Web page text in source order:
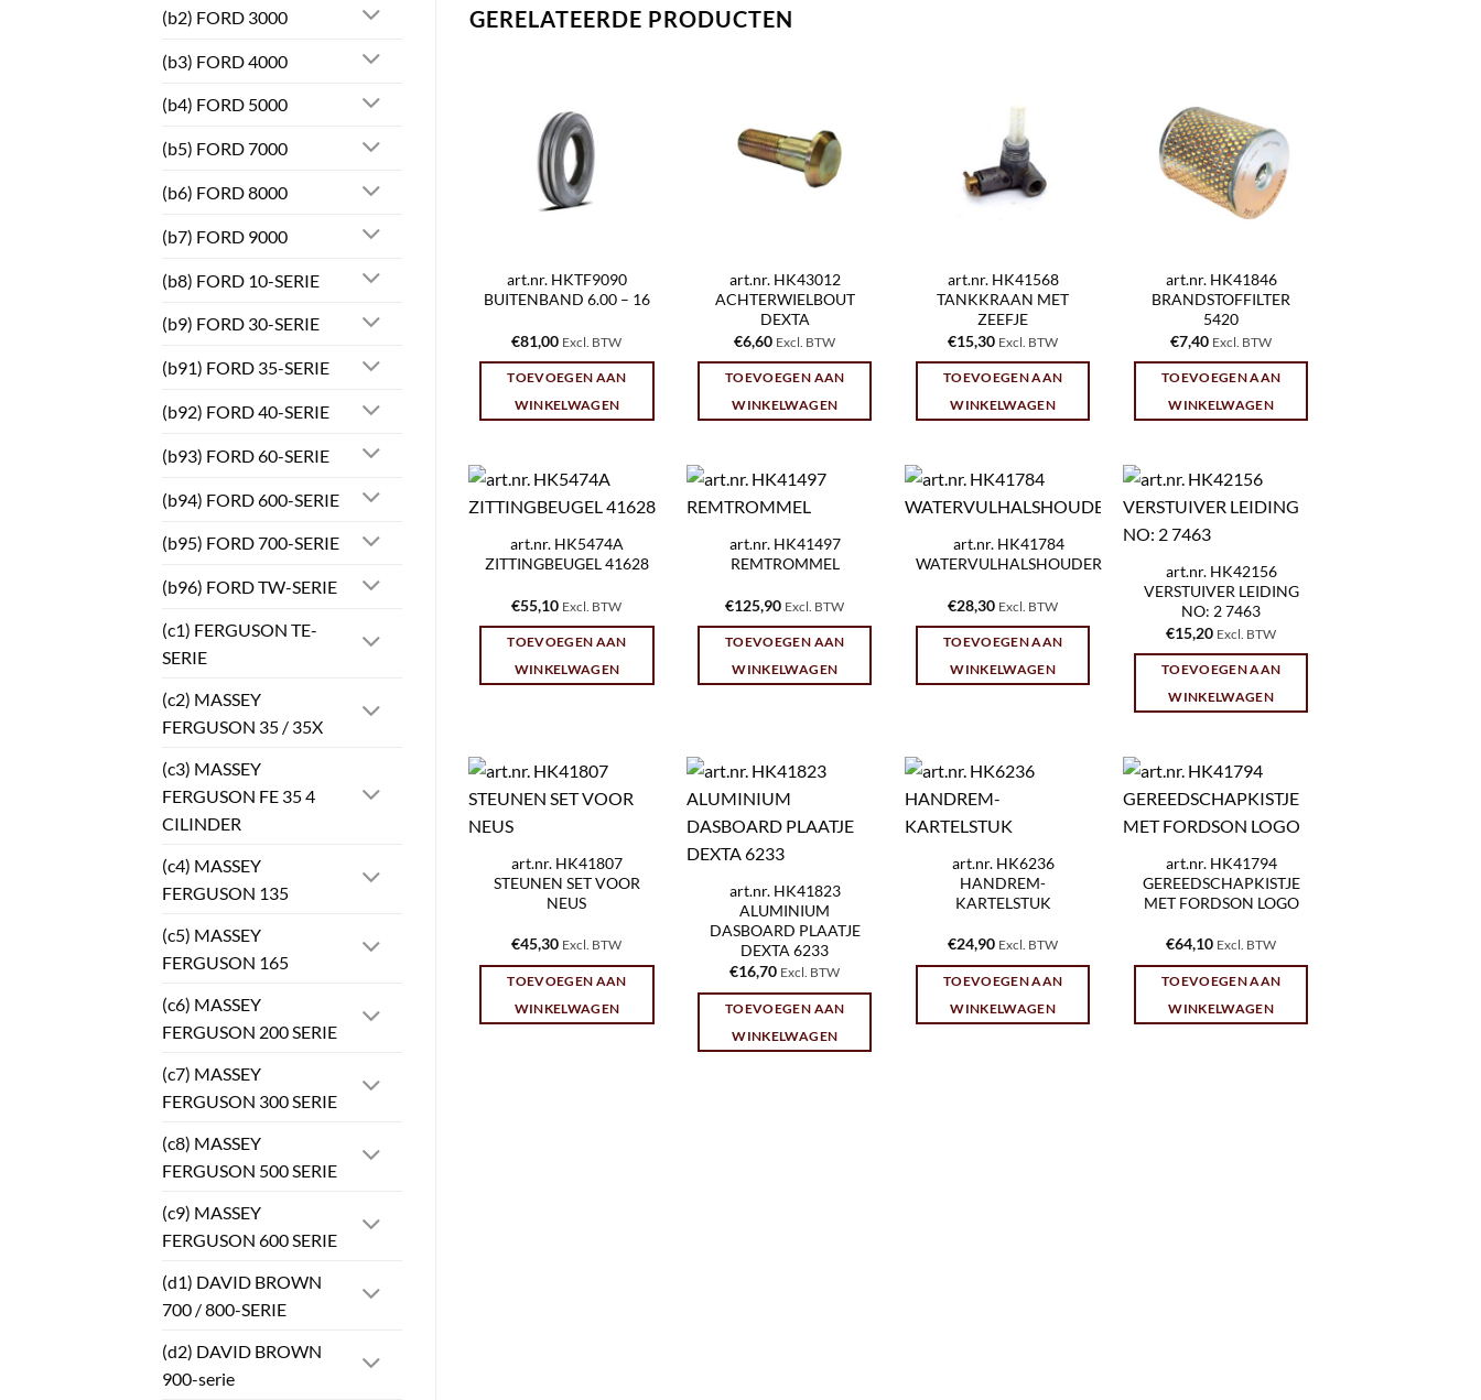
(b2) FORD 3000
(b3) FORD 4000
(b4) FORD 5000
(b5) FORD 7000
(b6) FORD 8000
(b7) FORD 9000
(b8) FORD 10-SERIE
(b9) FORD 30-SERIE
(b91) FORD 35-SERIE
(b92) FORD 40-SERIE
(b93) FORD 60-SERIE
(b94) FORD 600-SERIE
(b95) FORD 700-SERIE
(b96) FORD TW-SERIE
(c1) FERGUSON TE-
SERIE
(c2) MASSEY
FERGUSON 35 / 35X
(c3) MASSEY
FERGUSON FE 35 4
CILINDER
(c4) MASSEY
FERGUSON 135
(c5) MASSEY
FERGUSON 165
(c6) MASSEY
FERGUSON 200 SERIE
(c7) MASSEY
FERGUSON 300 SERIE
(c8) MASSEY
FERGUSON 500 SERIE
(c9) MASSEY
FERGUSON 600 SERIE
(d1) DAVID BROWN
700 / 800-SERIE
(d2) DAVID BROWN
900-serie
GERELATEERDE PRODUCTEN
art.nr. HKTF9090
BUITENBAND 6.00 – 16
€81,00 Excl. BTW
TOEVOEGEN AAN
WINKELWAGEN
art.nr. HK43012
ACHTERWIELBOUT
DEXTA
€6,60 Excl. BTW
TOEVOEGEN AAN
WINKELWAGEN
art.nr. HK41568
TANKKRAAN MET
ZEEFJE
€15,30 Excl. BTW
TOEVOEGEN AAN
WINKELWAGEN
art.nr. HK41846
BRANDSTOFFILTER
5420
€7,40 Excl. BTW
TOEVOEGEN AAN
WINKELWAGEN
art.nr. HK5474A
ZITTINGBEUGEL 41628
€55,10 Excl. BTW
TOEVOEGEN AAN
WINKELWAGEN
art.nr. HK41497
REMTROMMEL
€125,90 Excl. BTW
TOEVOEGEN AAN
WINKELWAGEN
art.nr. HK41784
WATERVULHALSHOUDER
€28,30 Excl. BTW
TOEVOEGEN AAN
WINKELWAGEN
art.nr. HK42156
VERSTUIVER LEIDING
NO: 2 7463
€15,20 Excl. BTW
TOEVOEGEN AAN
WINKELWAGEN
art.nr. HK41807
STEUNEN SET VOOR
NEUS
€45,30 Excl. BTW
TOEVOEGEN AAN
WINKELWAGEN
art.nr. HK41823
ALUMINIUM
DASBOARD PLAATJE
DEXTA 6233
€16,70 Excl. BTW
TOEVOEGEN AAN
WINKELWAGEN
art.nr. HK6236
HANDREM-
KARTELSTUK
€24,90 Excl. BTW
TOEVOEGEN AAN
WINKELWAGEN
art.nr. HK41794
GEREEDSCHAPKISTJE
MET FORDSON LOGO
€64,10 Excl. BTW
TOEVOEGEN AAN
WINKELWAGEN